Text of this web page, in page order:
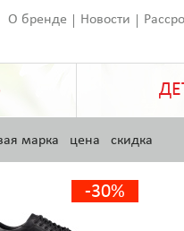
О бренде Новости
марка цена скидка
-30%